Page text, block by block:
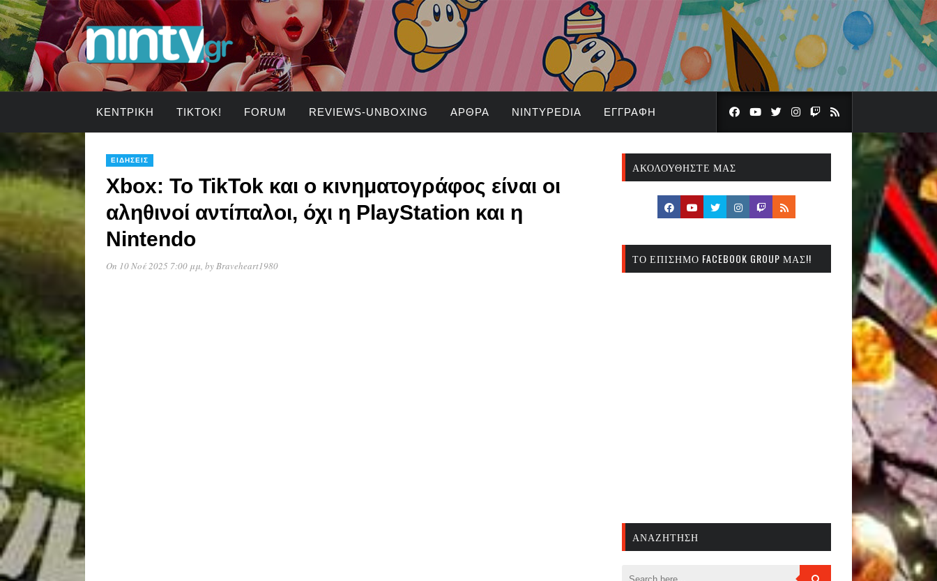
ΚΕΝΤΡΙΚΉ TIKTOK! FORUM REVIEWS-UNBOXING ΆΡΘΡΑ NINTYPEDIA ΕΓΓΡΑΦΉ
ΕΙΔΉΣΕΙΣ
Xbox: Το TikTok και ο κινηματογράφος είναι οι
αληθινοί αντίπαλοι, όχι η PlayStation και η
Nintendo
On 10 Νοέ 2025 7:00 μμ, byBraveheart1980
ΑΚΟΛΟΥΘΉΣΤΕ ΜΑΣ
ΤΟ ΕΠΊΣΗΜΟ FACEBOOK GROUP ΜΑΣ!!
ΑΝΑΖΉΤΗΣΗ